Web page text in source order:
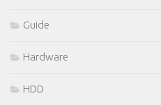
Guide
Hardware
HDD